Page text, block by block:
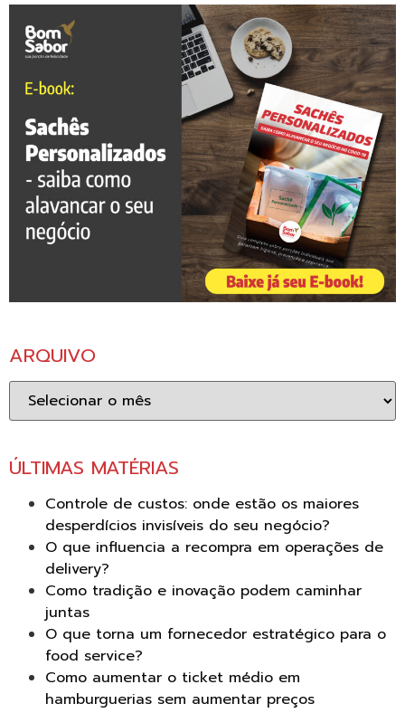
ARQUIVO
Arquivo
ÚLTIMAS MATÉRIAS
Controle de custos: onde estão os maiores
desperdícios invisíveis do seu negócio?
O que influencia a recompra em operações de
delivery?
Como tradição e inovação podem caminhar
juntas
O que torna um fornecedor estratégico para o
food service?
Como aumentar o ticket médio em
hamburguerias sem aumentar preços